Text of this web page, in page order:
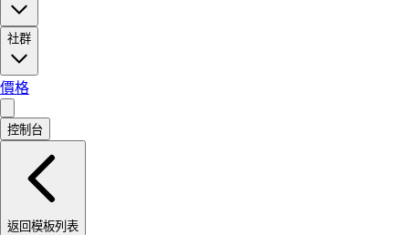
社群
價格
控制台
返回模板列表